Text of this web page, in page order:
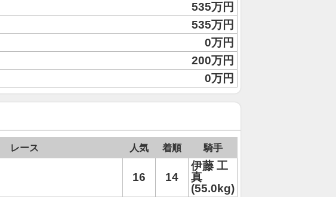
535万円
535万円
0万円
200万円
0万円
レース 人気 着順 騎手
16 14
伊藤 工
真
(55.0kg)